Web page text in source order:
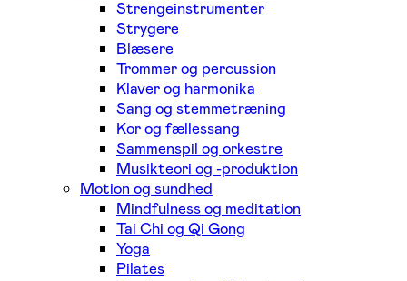
Strengeinstrumenter
Strygere
Blæsere
Trommer og percussion
Klaver og harmonika
Sang og stemmetræning
Kor og fællessang
Sammenspil og orkestre
Musikteori og -produktion
Motion og sundhed
Mindfulness og meditation
Tai Chi og Qi Gong
Yoga
Pilates